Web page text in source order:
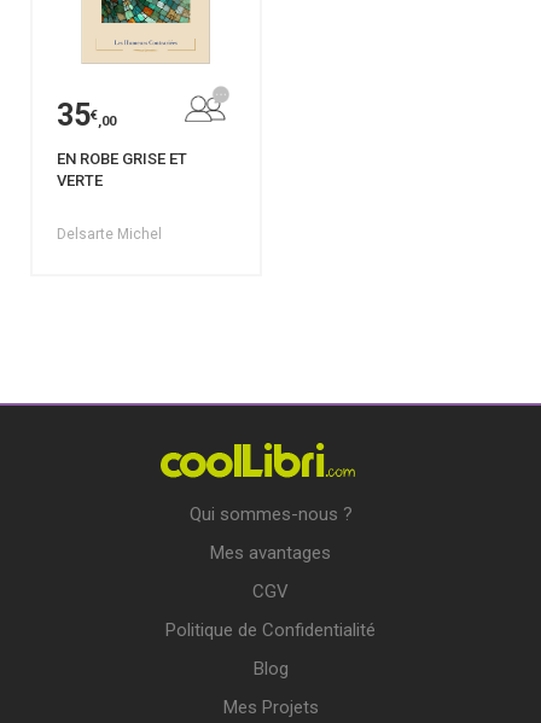
35€,00
EN ROBE GRISE ET
VERTE
Delsarte Michel
Qui sommes-nous ?
Mes avantages
CGV
Politique de Confidentialité
Blog
Mes Projets